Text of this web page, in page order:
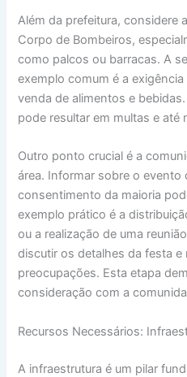
Além da prefeitura, considere
Corpo de Bombeiros,
como palcos ou barracas. A
exemplo comum é a
venda de alimentos e
pode resultar em multas e até
Outro ponto crucial é a
área. Informar sobre o
consentimento da maioria
exemplo prático é a
ou a realização de uma
discutir os detalhes da festa e
preocupações. Esta etapa
consideração com a
Recursos Necessários:
A infraestrutura é um pilar